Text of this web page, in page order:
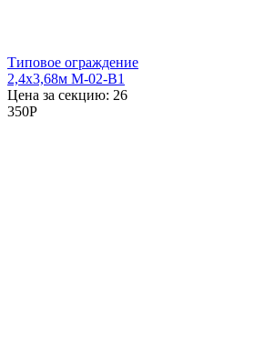
Типовое ограждение
2,4x3,68м М-02-В1
Цена за секцию: 26
350P